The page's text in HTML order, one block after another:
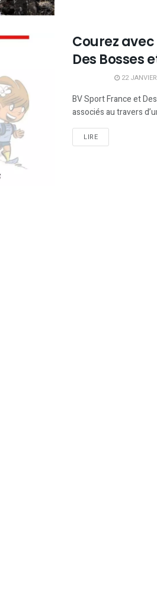
Courez
Des Bosses
22
BV Sport France et
associés au travers
LIRE